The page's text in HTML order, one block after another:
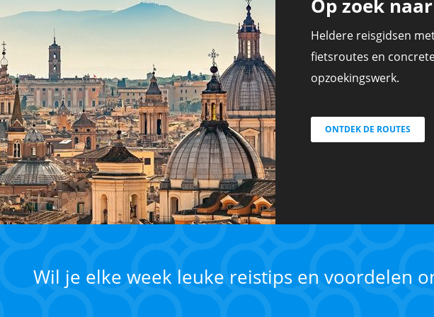
Op zoek
Heldere reisgidsen
fietsroutes en
opzoekingswerk.
ONTDEK DE ROUTES
Wil je elke week leuke reistips en voordelen